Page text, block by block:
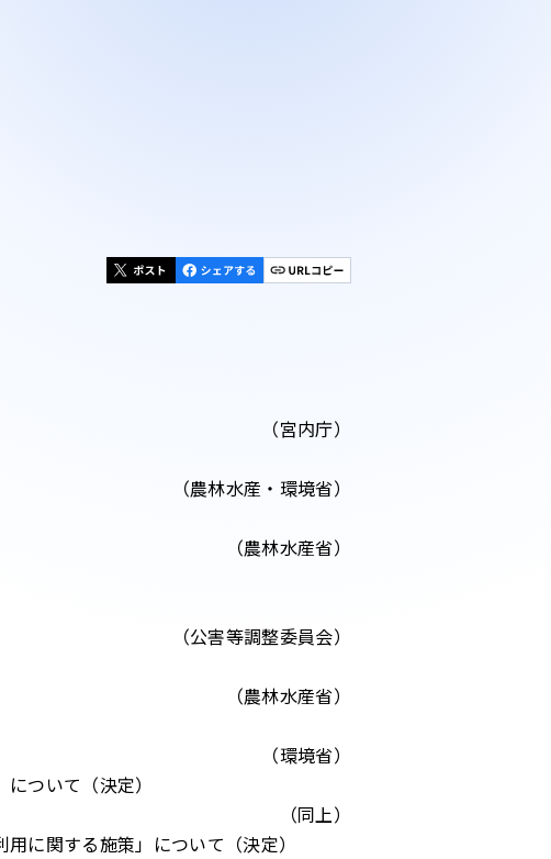
（宮内庁）
（農林水産・環境省）
（農林水産省）
（公害等調整委員会）
（農林水産省）
（環境省）
ついて（決定）
（同上）
に関する施策」について（決定）